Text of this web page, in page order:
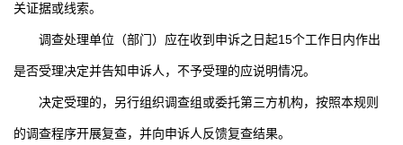
关证据或线索。
调查处理单位（部门）应在收到申诉之日起15个工作日内作出
是否受理决定并告知申诉人，不予受理的应说明情况。
决定受理的，另行组织调查组或委托第三方机构，按照本规则
的调查程序开展复查，并向申诉人反馈复查结果。